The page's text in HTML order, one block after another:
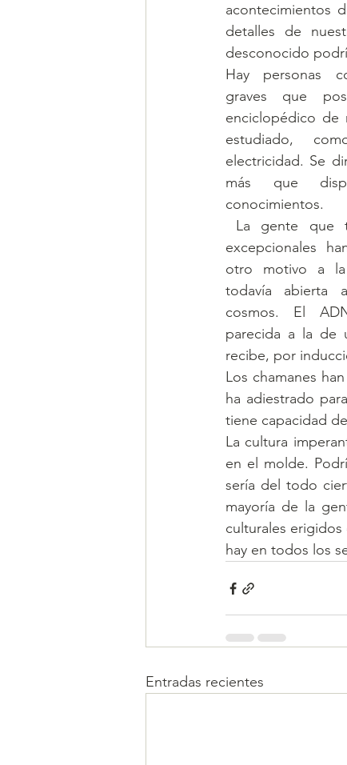
acontecimientos
detalles de
desconocido
Hay personas
graves que
enciclopédico de
estudiado,
electricidad. Se
más que
conocimientos.
excepcionales
otro motivo a la
todavía abierta
cosmos. El
parecida a la de
recibe, por
Los chamanes
ha adiestrado
tiene capacidad
La cultura
en el molde.
sería del todo
mayoría de la
culturales
hay en todos los
Entradas recientes